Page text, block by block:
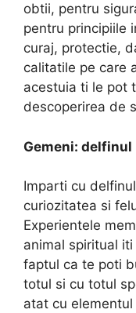
obtii, pentru
pentru principiile
curaj, protectie,
calitatile pe care
acestuia ti le pot
descoperirea de
Gemeni: delfinul
Imparti cu
curiozitatea si
Experientele
animal spiritual
faptul ca te poti
totul si cu totul
atat cu